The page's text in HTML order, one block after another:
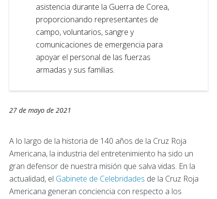
asistencia durante la Guerra de Corea,
proporcionando representantes de
campo, voluntarios, sangre y
comunicaciones de emergencia para
apoyar el personal de las fuerzas
armadas y sus familias.
27 de mayo de 2021
A lo largo de la historia de 140 años de la Cruz Roja
Americana, la industria del entretenimiento ha sido un
gran defensor de nuestra misión que salva vidas. En la
actualidad, el Gabinete de Celebridades de la Cruz Roja
Americana generan conciencia con respecto a los